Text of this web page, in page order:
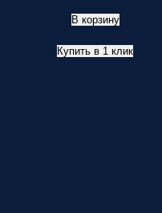
В корзину
Купить в 1 клик